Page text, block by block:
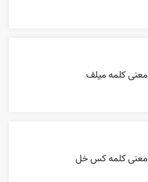
معنی کلمه میلف
معنی کلمه کس خل